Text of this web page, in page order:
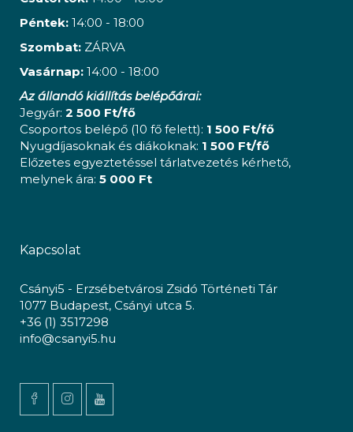
Péntek: 14:00 - 18:00
Szombat: ZÁRVA
Vasárnap: 14:00 - 18:00
Az állandó kiállítás belépőárai:
Jegyár: 2 500 Ft/fő
Csoportos belépő (10 fő felett): 1 500 Ft/fő
Nyugdíjasoknak és diákoknak: 1 500 Ft/fő
Előzetes egyeztetéssel tárlatvezetés kérhető,
melynek ára: 5 000 Ft
Kapcsolat
Csányi5 - Erzsébetvárosi Zsidó Történeti Tár
1077 Budapest, Csányi utca 5.
+36 (1) 3517298
info@csanyi5.hu